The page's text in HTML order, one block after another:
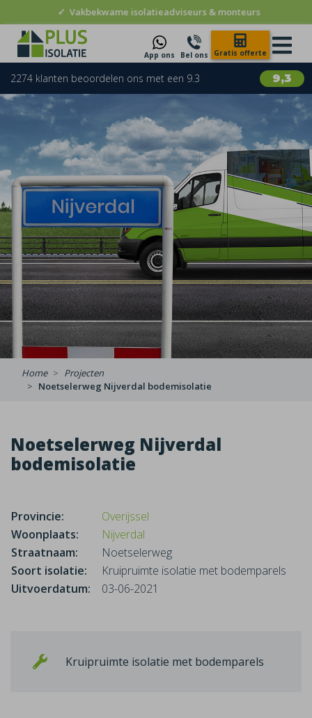
✓ Vakbekwame isolatieadviseurs & monteurs
App ons Bel ons Gratis offerte
9,3
2274 klanten beoordelen ons met een 9.3
Home
Projecten
Noetselerweg Nijverdal bodemisolatie
Noetselerweg Nijverdal
bodemisolatie
Provincie:
Overijssel
Woonplaats:
Nijverdal
Straatnaam:
Noetselerweg
Soort isolatie:
Kruipruimte isolatie met bodemparels
Uitvoerdatum:
03-06-2021
Kruipruimte isolatie met bodemparels